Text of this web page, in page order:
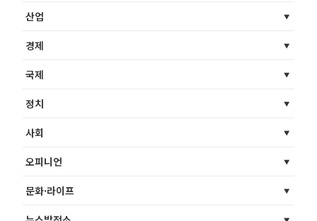
산업
경제
국제
정치
사회
오피니언
문화·라이프